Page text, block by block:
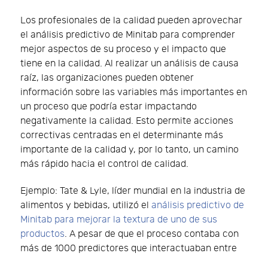
Los profesionales de la calidad pueden aprovechar
el análisis predictivo de Minitab para comprender
mejor aspectos de su proceso y el impacto que
tiene en la calidad. Al realizar un análisis de causa
raíz, las organizaciones pueden obtener
información sobre las variables más importantes en
un proceso que podría estar impactando
negativamente la calidad. Esto permite acciones
correctivas centradas en el determinante más
importante de la calidad y, por lo tanto, un camino
más rápido hacia el control de calidad.
Ejemplo: Tate & Lyle, líder mundial en la industria de
alimentos y bebidas, utilizó el análisis predictivo de
Minitab para mejorar la textura de uno de sus
productos. A pesar de que el proceso contaba con
más de 1000 predictores que interactuaban entre